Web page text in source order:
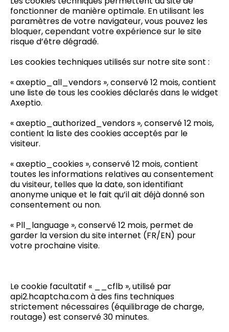
fonctionner de manière optimale. En utilisant les
paramètres de votre navigateur, vous pouvez les
bloquer, cependant votre expérience sur le site
risque d’être dégradé.
Les cookies techniques utilisés sur notre site sont :
« axeptio_all_vendors », conservé 12 mois, contient
une liste de tous les cookies déclarés dans le widget
Axeptio.
« axeptio_authorized_vendors », conservé 12 mois,
contient la liste des cookies acceptés par le
visiteur.
« axeptio_cookies », conservé 12 mois, contient
toutes les informations relatives au consentement
du visiteur, telles que la date, son identifiant
anonyme unique et le fait qu’il ait déjà donné son
consentement ou non.
« Pll_language », conservé 12 mois, permet de
garder la version du site internet (FR/EN) pour
votre prochaine visite.
Le cookie facultatif « __cflb », utilisé par
api2.hcaptcha.com à des fins techniques
strictement nécessaires (équilibrage de charge,
routage) est conservé 30 minutes.